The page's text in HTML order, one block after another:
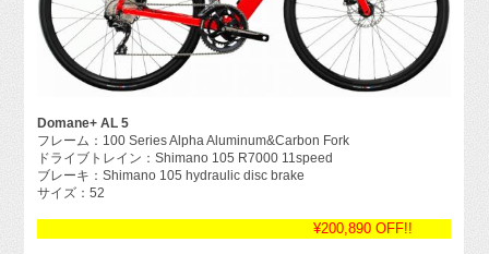
Domane+ AL 5
フレーム：100 Series Alpha Aluminum&Carbon Fork
ドライブトレイン：Shimano 105 R7000 11speed
ブレーキ：Shimano 105 hydraulic disc brake
サイズ：52
¥200,890 OFF!!